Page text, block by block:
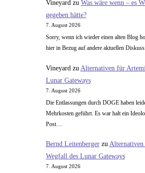
Vineyard zu Was wäre wenn – es
gegeben hätte?
7. August 2026
Sorry, wenn ich wieder einen alten Blog
hier in Bezug auf andere aktuellen
Vineyard zu Alternativen für
Lunar Gateways
7. August 2026
Die Entlassungen durch DOGE haben
Mehrkosten geführt. Es war halt ein
Post…
Bernd Leitenbergerzu
Wegfall des Lunar Gateways
7. August 2026